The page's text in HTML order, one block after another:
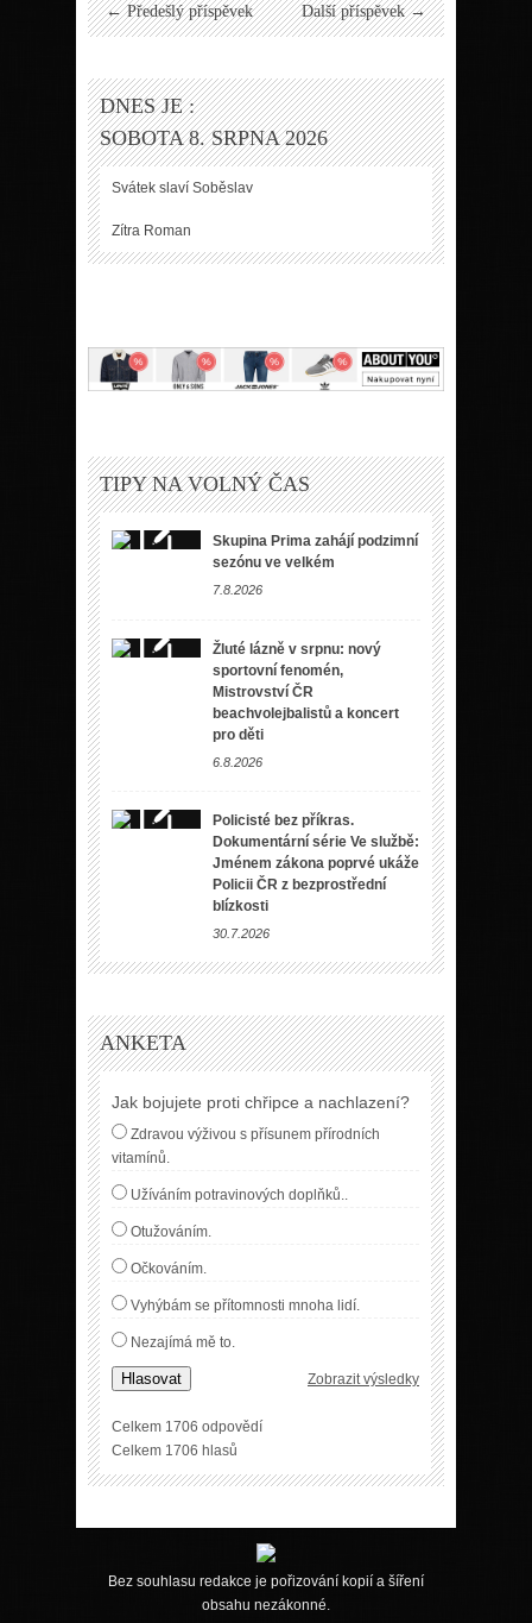
← Předešlý příspěvek Další příspěvek →
DNES JE :
SOBOTA 8. SRPNA 2026
Svátek slaví Soběslav
Zítra Roman
TIPY NA VOLNÝ ČAS
Skupina Prima zahájí podzimní
sezónu ve velkém
7.8.2026
Žluté lázně v srpnu: nový
sportovní fenomén,
Mistrovství ČR
beachvolejbalistů a koncert
pro děti
6.8.2026
Policisté bez příkras.
Dokumentární série Ve službě:
Jménem zákona poprvé ukáže
Policii ČR z bezprostřední
blízkosti
30.7.2026
ANKETA
Jak bojujete proti chřipce a nachlazení?
Zdravou výživou s přísunem přírodních
vitamínů.
Užíváním potravinových doplňků..
Otužováním.
Očkováním.
Vyhýbám se přítomnosti mnoha lidí.
Nezajímá mě to.
Hlasovat Zobrazit výsledky
Celkem 1706 odpovědí
Celkem 1706 hlasů
Bez souhlasu redakce je pořizování kopií a šíření
obsahu nezákonné.